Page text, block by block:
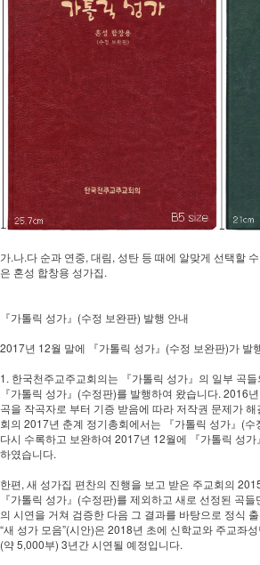
가.나.다 순과 연중, 대림, 성탄 등 때에 알맞게 선택할
은 혼성 합창용 성가집.​
『가톨릭 성가』(수정 보완판) 발행 안내
2017년 12월 말에 『가톨릭 성가』(수정 보완판)가 발
1. 한국천주교주교회의는 『가톨릭 성가』의 일부 곡
『가톨릭 성가』(수정판)를 발행하여 왔습니다. 2016
곡을 작곡자로 부터 기증 받음에 따라 저작권 문제가
회의 2017년 춘계 정기총회에서는 『가톨릭 성가』(
다시 수록하고 보완하여 2017년 12월에 『가톨릭 성
하였습니다.
한편, 새 성가집 편찬의 진행을 보고 받은 주교회의
『가톨릭 성가』(수정판)를 제외하고 새로 선정된 곡
의 시연을 거쳐 검증한 다음 그 결과를 바탕으로 정식
“새 성가 모음”(시안)은 2018년 초에 신학교와 주교좌
(약 5,000부) 3년간 시연될 예정입니다.